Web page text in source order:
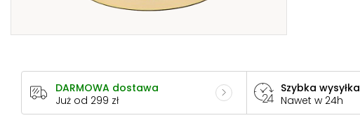
DARMOWA dostawa
Już od 299 zł
Szybka wysyłka
Nawet w 24h